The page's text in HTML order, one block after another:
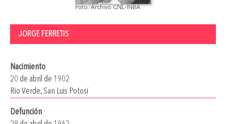
Foto: Archivo CNL-INBA
JORGE FERRETIS
Nacimiento
20 de abril de 1902
Río Verde, San Luis Potosí
Defunción